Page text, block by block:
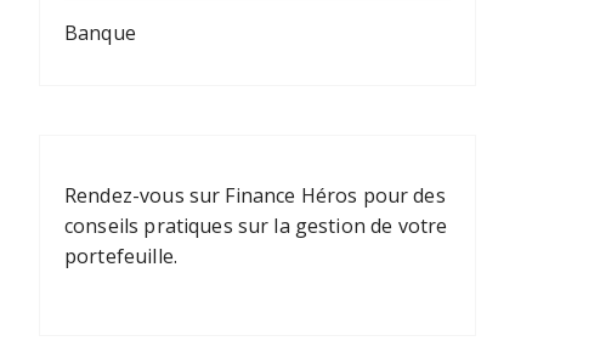
Banque
Rendez-vous sur Finance Héros pour des
conseils pratiques sur la gestion de votre
portefeuille.